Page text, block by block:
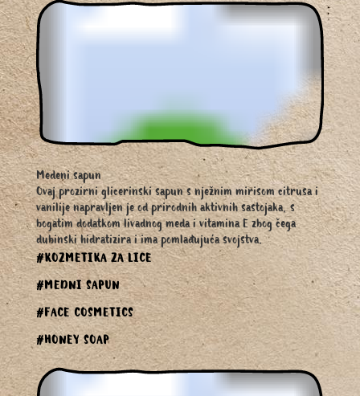
Medeni sapun
Ovaj prozirni glicerinski sapun s nježnim mirisom citrusa i
vanilije napravljen je od prirodnih aktivnih sastojaka, s
bogatim dodatkom livadnog meda i vitamina E zbog čega
dubinski hidratizira i ima pomlađujuća svojstva.
#KOZMETIKA ZA LICE
#MEDNI SAPUN
#FACE COSMETICS
#HONEY SOAP